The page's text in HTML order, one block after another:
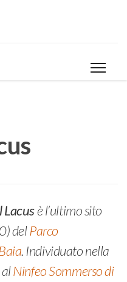
Lacusè l’ultimo sito
delParco
. Individuato nella
Ninfeo Sommerso di